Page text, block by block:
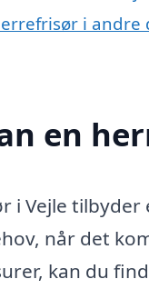
i andre
en
i Vejle
når det
kan du